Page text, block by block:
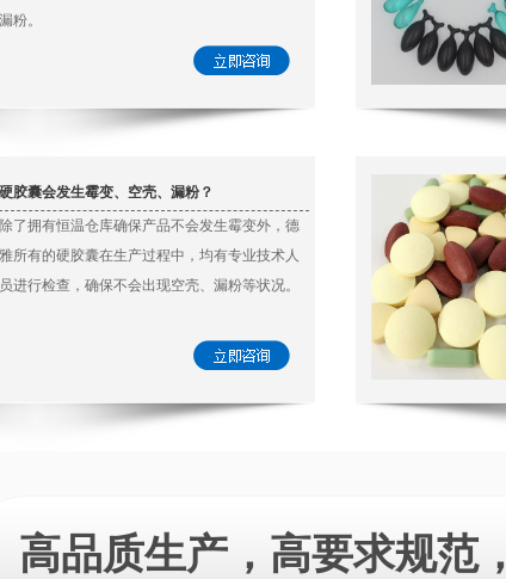
漏粉。
硬胶囊会发生霉变、空壳、漏粉？
除了拥有恒温仓库确保产品不会发生霉变外，德
雅所有的硬胶囊在生产过程中，均有专业技术人
员进行检查，确保不会出现空壳、漏粉等状况。
高品质生产，高要求规范，